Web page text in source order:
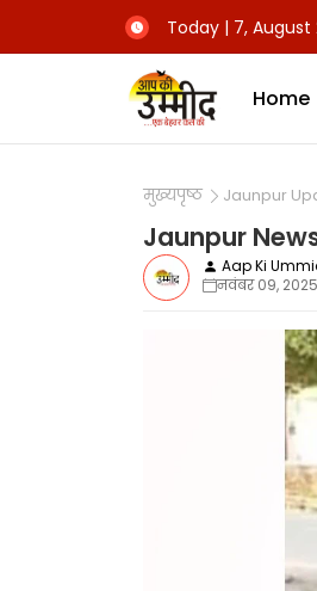
Today | 7, August
Home
मुख्यपृष्ठ Jaunpur
Jaunpur
Aap Ki
नवंबर 09, 2025